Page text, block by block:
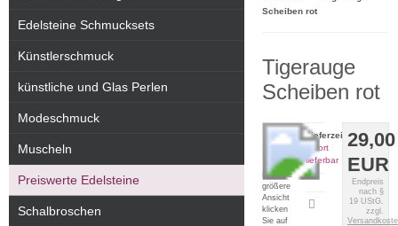
Scheiben rot
Tigerauge
Scheiben rot
Für eine
größere
Ansicht
klicken
Sie auf
29,00
EUR
Endpreis
nach §
19 UStG.
zzgl.
Lieferzeit:
sofort
lieferbar
Artikeldatenblatt
drucken
Edelsteine Schmucksets
Künstlerschmuck
künstliche und Glas Perlen
Modeschmuck
Muscheln
Preiswerte Edelsteine
Schalbroschen